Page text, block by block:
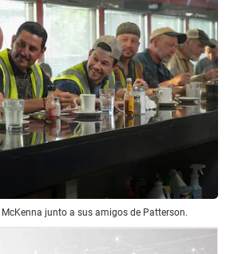
junto a sus amigos de Patterson.